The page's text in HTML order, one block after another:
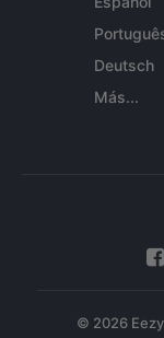
Deutsch
Más...
© 2026